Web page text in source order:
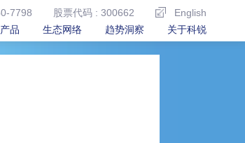
7798 股票代码 : 300662
English
品 生态网络 趋势洞察 关于科锐